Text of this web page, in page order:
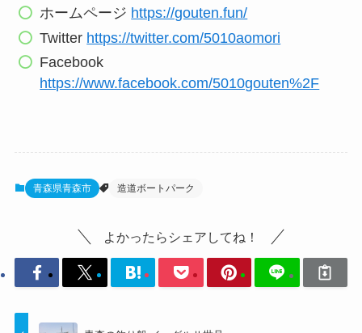
ホームページ https://gouten.fun/
Twitter https://twitter.com/5010aomori
Facebook
https://www.facebook.com/5010gouten%2F
青森県青森市 造道ボートパーク
よかったらシェアしてね！